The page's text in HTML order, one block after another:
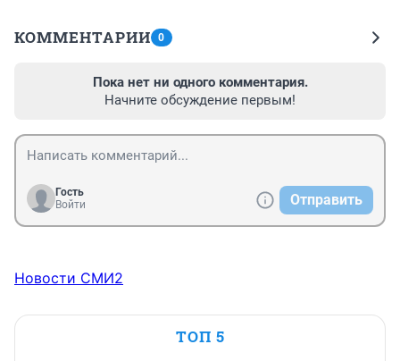
КОММЕНТАРИИ 0
Пока нет ни одного комментария.
Начните обсуждение первым!
Гость
Войти
Отправить
Новости СМИ2
ТОП 5